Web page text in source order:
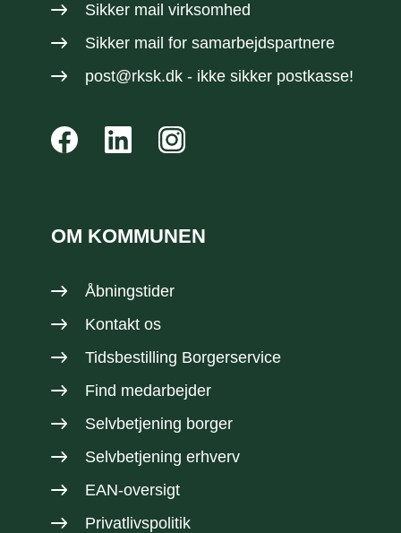
Sikker mail virksomhed
Sikker mail for samarbejdspartnere
post@rksk.dk- ikke sikker postkasse!
OM KOMMUNEN
Åbningstider
Kontakt os
Tidsbestilling Borgerservice
Find medarbejder
Selvbetjening borger
Selvbetjening erhverv
EAN-oversigt
Privatlivspolitik